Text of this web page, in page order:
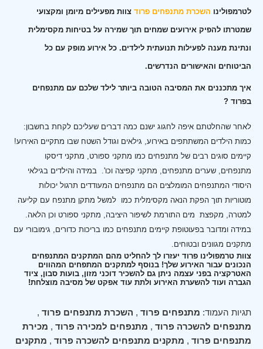
לטרמפולינו השכרת מתנפחים פרוד צוות מפעילים מיומן ומקצועי
שמטרתו להפיק אירועים שמחים תוך שמירה על בטיחות מקסימלית
ונתינת מענה לפעילות תנועתית לילדים. כל אירוע מופק עם כל
הביטוחים והאישורים הנדרשים.
איך מתכננים את המסיבה הטובה ביותר לילד שלכם עם מתנפחים
בפרוד ?
לאחר שהחלטתם איפה לחגוג ישנם כמה דברים שעליכם לקחת בחשבון:
כמות הילדים המשתתפים באירוע, גילאים וגודל השטח שבו מתקיים האירוע!
קיימים סוגים רבים של מתנפחים כמו מתקני ספורט, מתקני דיסקו
מתנפחים, שערים מתנפחים, מתקני קפיצה וכו'. במידה והילדים בגילאי
היסודי המתנפחים המומלצים הם מתנפחים המעודדים תרגול יכולות
מוטוריות תוך הפקת הנאה מקסימלית כמו למשל מתקן מתנפח עם קליעה
למטרה, מקפצת מים התורמת לשיפור היציבה, מתקני ספורט וכן הלאה.
במידה ומדובר בפעוטופת קיימים מתנפחים כמו בריכות כדורים, גימובורי עם
מתקנים מגוונים ובטוחים.
צוות טרמפולינו פרוד יעזרו לך להחליט מהם המתקנים המתנפחים
הנכונים עבור האירוע שלך! בנוסף למתקנים המתפחים המהווים
האטרקציה בפני עצמה ניתן גם להשכיר דוכני מזון, בועות סבון, ציוד
הגברה ועוד להשערת האירוע ולתת עוד אפקט של מסיבה מוצלחת!
תגיות העמוד: מתנפחים פרוד , השכרת מתנפחים פרוד ,
מתנפחים להשכרה פרוד , מתנפחים למכירה פרוד , מכירת
מתנפחים פרוד , מתקנים מתנפחים להשכרה פרוד , מתקנים